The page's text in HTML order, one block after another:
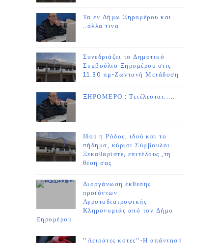
Τα εν Δήμω Ξηρομέρου και
..άλλα τινα
Συνεδριάζει το Δημοτικό
Συμβούλιο Ξηρομέρου στις
11.30 πμ-Ζωντανή Μετάδοση
ΞΗΡΟΜΕΡΟ : Τετέλεσται......
Ιδού η Ρόδος, ιδού και το
πήδημα, κύριοι Σύμβουλοι-
Ξεκαθαρίστε, επιτέλους ,τη
θέση σας
Διοργάνωση έκθεσης
προϊόντων
Αγροτοδιατροφικής
Κληρονομιάς από τον Δήμο
Ξηρομέρου
''Λειράτες κότες''-Η απάντησή